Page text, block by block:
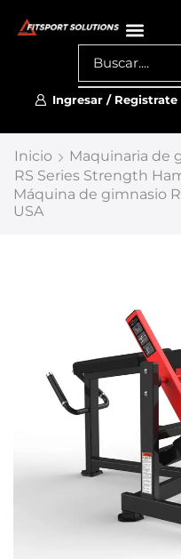
Ingresar / Registrate
Inicio
Maquinaria de
RS Series Strength
Máquina de gimnasio
USA